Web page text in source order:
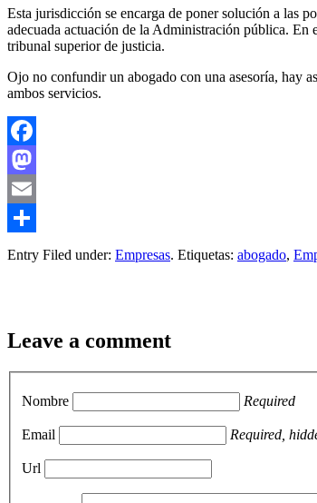
Esta jurisdicción se encarga de poner solución a las
adecuada actuación de la Administración pública. En
tribunal superior de justicia.
Ojo no confundir un abogado con una asesoría, hay
ambos servicios.
Facebook
Mastodon
Email
Compartir
Entry Filed under: Empresas. Etiquetas: abogado,
Leave a comment
Nombre Required
Email Required,
Url